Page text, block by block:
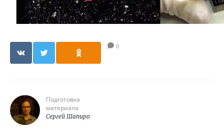
0
Подготовка
материала
Сергей Шапиро